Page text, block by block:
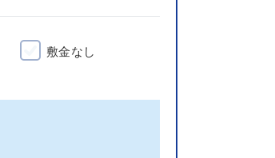
敷金なし